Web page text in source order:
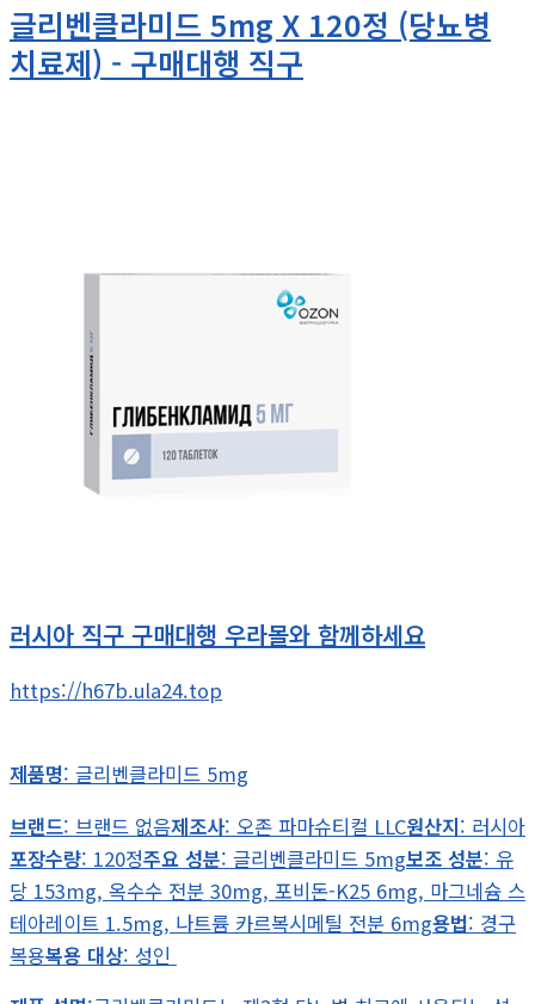
글리벤클라미드 5mg X 120정 (당뇨병
치료제) - 구매대행 직구
러시아 직구 구매대행 우라몰와 함께하세요
https://h67b.ula24.top
제품명: 글리벤클라미드 5mg
브랜드: 브랜드 없음제조사: 오존 파마슈티컬 LLC원산지: 러시아
포장수량: 120정주요 성분: 글리벤클라미드 5mg보조 성분: 유
당 153mg, 옥수수 전분 30mg, 포비돈-K25 6mg, 마그네슘 스
테아레이트 1.5mg, 나트륨 카르복시메틸 전분 6mg용법: 경구
복용복용 대상: 성인